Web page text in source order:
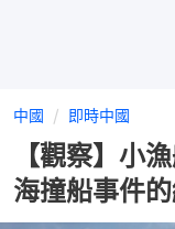
中國 即時中國
【觀察】小
海撞船事件